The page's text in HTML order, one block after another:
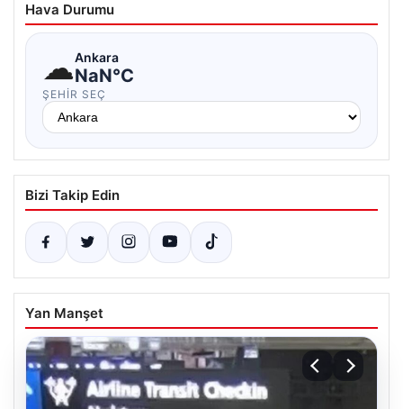
Hava Durumu
☁Ankara
NaN°C
ŞEHIR SEÇ
Bizi Takip Edin
Yan Manşet